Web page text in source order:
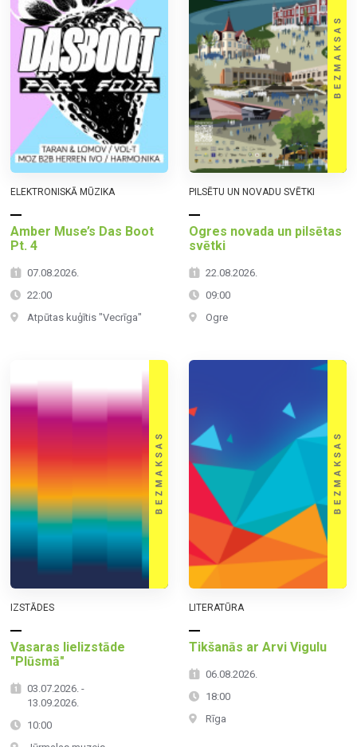
ELEKTRONISKĀ MŪZIKA
Amber Muse’s Das Boot
Pt. 4
07.08.2026.
22:00
Atpūtas kuģītis "Vecrīga"
PILSĒTU UN NOVADU SVĒTKI
Ogres novada un pilsētas
svētki
22.08.2026.
09:00
Ogre
IZSTĀDES
Vasaras lielizstāde
"Plūsmā"
03.07.2026. -
13.09.2026.
10:00
LITERATŪRA
Tikšanās ar Arvi Vigulu
06.08.2026.
18:00
Rīga